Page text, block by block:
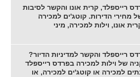
רייספלד, קרית אונו והקשר לסיבות
מחירי הדירות. קוטג'ים למכירה
אונו, וילות למכירה, מיני
רייספלד והקשר למדיניות הדיור?
של וילות למכירה בפרדס רייספלד
למכירה או קוטג'ים למכירה, או